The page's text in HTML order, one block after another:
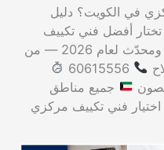
في الكويت؟ دليل
| 60615556 كيف تختار أفضل فني تكييف
مركزي في الكويت؟ دليل شامل ومحدّث لعام 2026 — من
جميع مناطق
اختيار فني تكييف مركزي